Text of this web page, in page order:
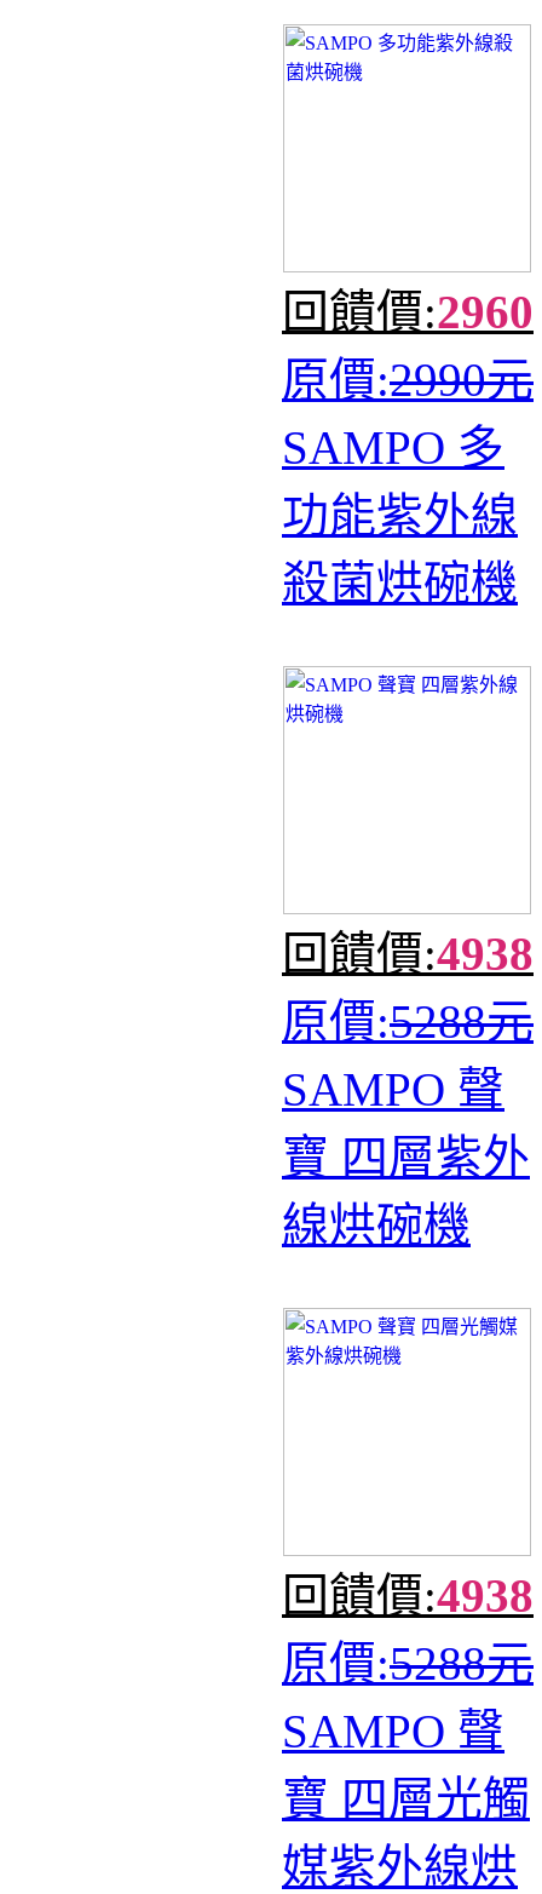
回饋價:2960
原價:2990元
SAMPO 多
功能紫外線
殺菌烘碗機
回饋價:4938
原價:5288元
SAMPO 聲
寶 四層紫外
線烘碗機
回饋價:4938
原價:5288元
SAMPO 聲
寶 四層光觸
媒紫外線烘